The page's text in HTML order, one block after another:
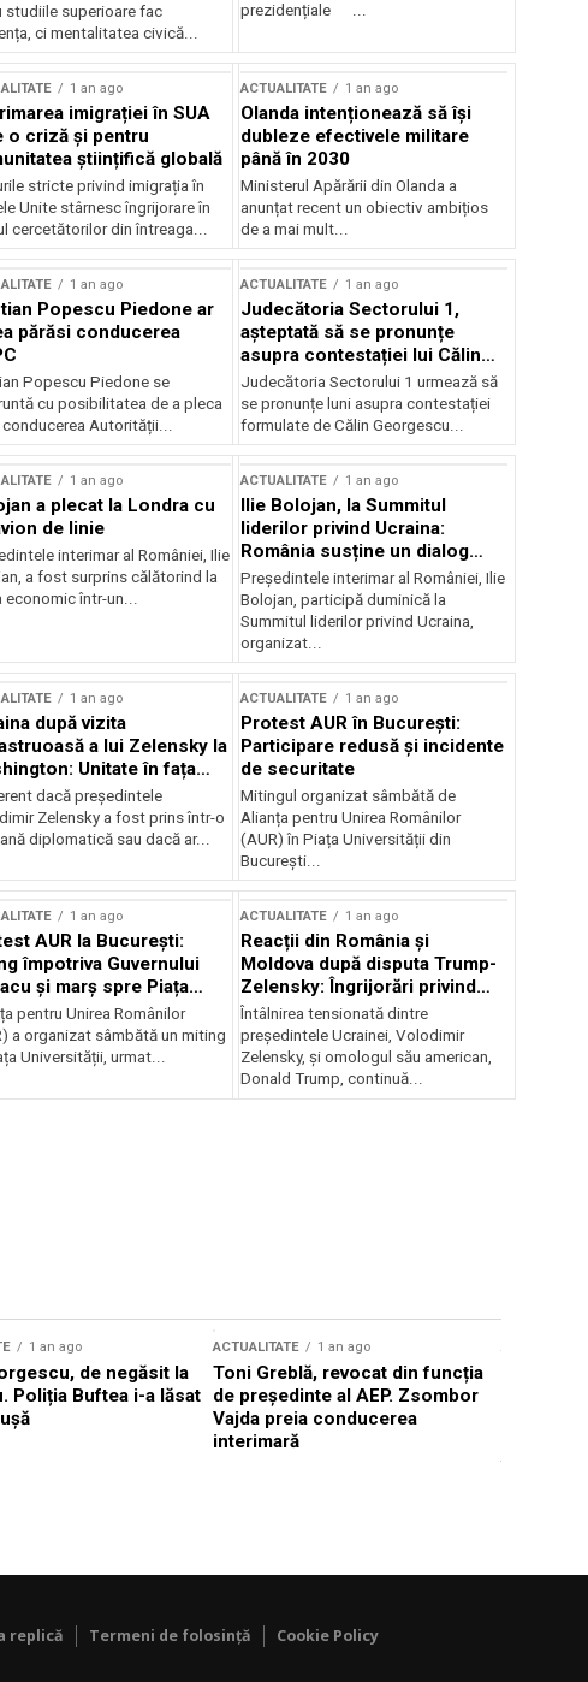
studiile superioare fac
ci mentalitatea civică...
prezidențiale ...
1 an ago
imigrației în SUA
o criză și pentru
științifică globală
stricte privind imigrația în
Unite stârnesc îngrijorare în
cercetătorilor din întreaga...
ACTUALITATE 1 an ago
Olanda intenționează să își
dubleze efectivele militare
până în 2030
Ministerul Apărării din Olanda a
anunțat recent un obiectiv ambițios
de a mai mult...
1 an ago
Popescu Piedone ar
părăsi conducerea
Popescu Piedone se
cu posibilitatea de a pleca
conducerea Autorității...
ACTUALITATE 1 an ago
Judecătoria Sectorului 1,
așteptată să se pronunțe
asupra contestației lui Călin
Georgescu privind controlul
judiciar
Judecătoria Sectorului 1 urmează să
se pronunțe luni asupra contestației
formulate de Călin Georgescu...
1 an ago
a plecat la Londra cu
de linie
interimar al României, Ilie
a fost surprins călătorind la
economic într-un...
ACTUALITATE 1 an ago
Ilie Bolojan, la Summitul
liderilor privind Ucraina:
România susține un dialog
transatlantic pentru securitate
și stabilitate
Președintele interimar al României, Ilie
Bolojan, participă duminică la
Summitul liderilor privind Ucraina,
organizat...
1 an ago
după vizita
a lui Zelensky la
Unitate în fața
dacă președintele
Zelensky a fost prins într-o
diplomatică sau dacă ar...
ACTUALITATE 1 an ago
Protest AUR în București:
Participare redusă și incidente
de securitate
Mitingul organizat sâmbătă de
Alianța pentru Unirea Românilor
(AUR) în Piața Universității din
București...
1 an ago
AUR la București:
împotriva Guvernului
și marș spre Piața
pentru Unirea Românilor
a organizat sâmbătă un miting
Universității, urmat...
ACTUALITATE 1 an ago
Reacții din România și
Moldova după disputa Trump-
Zelensky: Îngrijorări privind
securitatea regională
Întâlnirea tensionată dintre
președintele Ucrainei, Volodimir
Zelensky, și omologul său american,
Donald Trump, continuă...
1 an ago
de negăsit la
Poliția Buftea i-a lăsat
ACTUALITATE 1 an ago
Toni Greblă, revocat din funcția
de președinte al AEP. Zsombor
Vajda preia conducerea
interimară
replică Termeni de folosință Cookie Policy